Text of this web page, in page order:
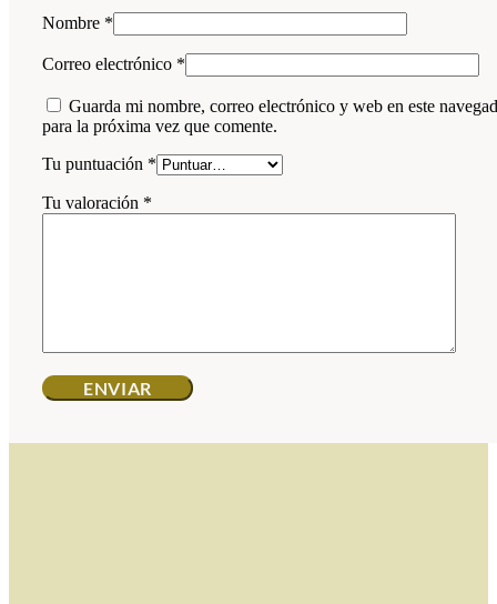
Nombre *
Correo electrónico *
Guarda mi nombre, correo electrónico y web en este
para la próxima vez que comente.
Tu puntuación *
Tu valoración *